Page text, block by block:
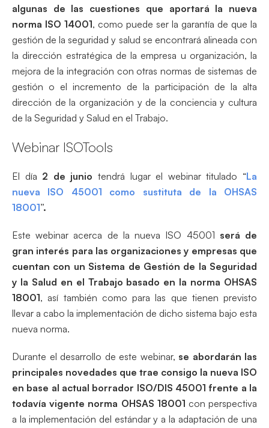
algunas de las cuestiones que aportará la nueva
norma ISO 14001, como puede ser la garantía de que la
gestión de la seguridad y salud se encontrará alineada con
la dirección estratégica de la empresa u organización, la
mejora de la integración con otras normas de sistemas de
gestión o el incremento de la participación de la alta
dirección de la organización y de la conciencia y cultura
de la Seguridad y Salud en el Trabajo.
Webinar ISOTools
El día 2 de junio tendrá lugar el webinar titulado “La
nueva ISO 45001 como sustituta de la OHSAS
18001”.
Este webinar acerca de la nueva ISO 45001 será de
gran interés para las organizaciones y empresas que
cuentan con un Sistema de Gestión de la Seguridad
y la Salud en el Trabajo basado en la norma OHSAS
18001, así también como para las que tienen previsto
llevar a cabo la implementación de dicho sistema bajo esta
nueva norma.
Durante el desarrollo de este webinar, se abordarán las
principales novedades que trae consigo la nueva ISO
en base al actual borrador ISO/DIS 45001 frente a la
todavía vigente norma OHSAS 18001 con perspectiva
a la implementación del estándar y a la adaptación de una